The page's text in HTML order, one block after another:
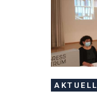
AKTUELL